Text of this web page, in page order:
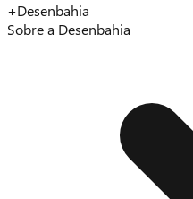
+Desenbahia
Sobre a Desenbahia